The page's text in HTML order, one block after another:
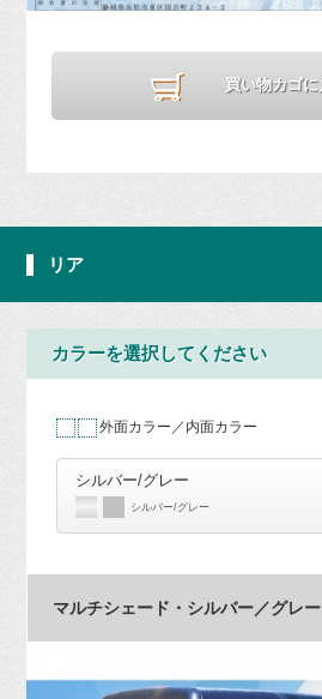
買い物カゴ
リア
カラーを選択してください
外面カラー／内面カラー
シルバー/グレー
シルバー/グレー
マルチシェード・シルバー／グレ